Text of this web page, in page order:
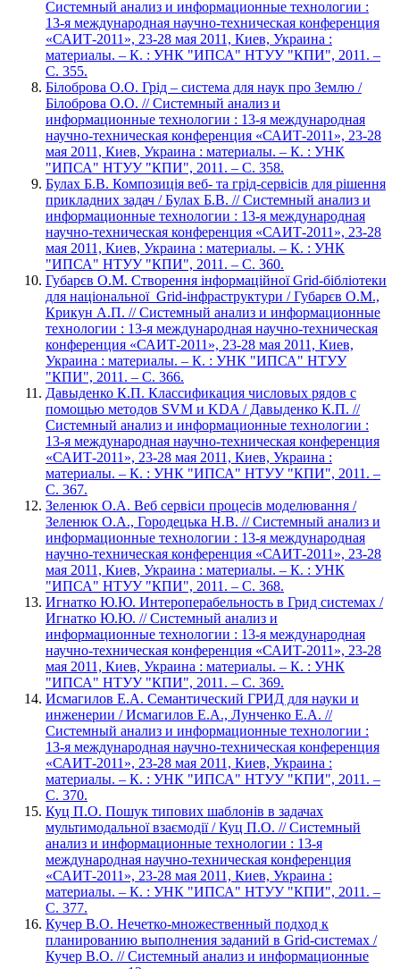
Системный анализ и информационные технологии :
13-я международная научно-техническая конференция
«САИТ-2011», 23-28 мая 2011, Киев, Украина :
материалы. – К. : УНК "ИПСА" НТУУ "КПИ", 2011. –
С. 355.
Білоброва О.О. Грід – система для наук про Землю /
Білоброва О.О. // Системный анализ и
информационные технологии : 13-я международная
научно-техническая конференция «САИТ-2011», 23-28
мая 2011, Киев, Украина : материалы. – К. : УНК
"ИПСА" НТУУ "КПИ", 2011. – С. 358.
Булах Б.В. Композиція веб- та грід-сервісів для рішення
прикладних задач / Булах Б.В. // Системный анализ и
информационные технологии : 13-я международная
научно-техническая конференция «САИТ-2011», 23-28
мая 2011, Киев, Украина : материалы. – К. : УНК
"ИПСА" НТУУ "КПИ", 2011. – С. 360.
Губарєв О.М. Створення інформаційної Grid-бібліотеки
для національної Grid-інфраструктури / Губарєв О.М.,
Крикун А.П. // Системный анализ и информационные
технологии : 13-я международная научно-техническая
конференция «САИТ-2011», 23-28 мая 2011, Киев,
Украина : материалы. – К. : УНК "ИПСА" НТУУ
"КПИ", 2011. – С. 366.
Давыденко К.П. Классификация числовых рядов с
помощью методов SVM и KDA / Давыденко К.П. //
Системный анализ и информационные технологии :
13-я международная научно-техническая конференция
«САИТ-2011», 23-28 мая 2011, Киев, Украина :
материалы. – К. : УНК "ИПСА" НТУУ "КПИ", 2011. –
С. 367.
Зеленюк О.А. Веб сервіси процесів моделювання /
Зеленюк О.А., Городецька Н.В. // Системный анализ и
информационные технологии : 13-я международная
научно-техническая конференция «САИТ-2011», 23-28
мая 2011, Киев, Украина : материалы. – К. : УНК
"ИПСА" НТУУ "КПИ", 2011. – С. 368.
Игнатко Ю.Ю. Интероперабельность в Грид системах /
Игнатко Ю.Ю. // Системный анализ и
информационные технологии : 13-я международная
научно-техническая конференция «САИТ-2011», 23-28
мая 2011, Киев, Украина : материалы. – К. : УНК
"ИПСА" НТУУ "КПИ", 2011. – С. 369.
Исмагилов Е.А. Семантический ГРИД для науки и
инженерии / Исмагилов Е.А., Лунченко Е.А. //
Системный анализ и информационные технологии :
13-я международная научно-техническая конференция
«САИТ-2011», 23-28 мая 2011, Киев, Украина :
материалы. – К. : УНК "ИПСА" НТУУ "КПИ", 2011. –
С. 370.
Куц П.О. Пошук типових шаблонів в задачах
мультимодальної взаємодії / Куц П.О. // Системный
анализ и информационные технологии : 13-я
международная научно-техническая конференция
«САИТ-2011», 23-28 мая 2011, Киев, Украина :
материалы. – К. : УНК "ИПСА" НТУУ "КПИ", 2011. –
С. 377.
Кучер В.О. Нечетко-множественный подход к
планированию выполнения заданий в Grid-системах /
Кучер В.О. // Системный анализ и информационные